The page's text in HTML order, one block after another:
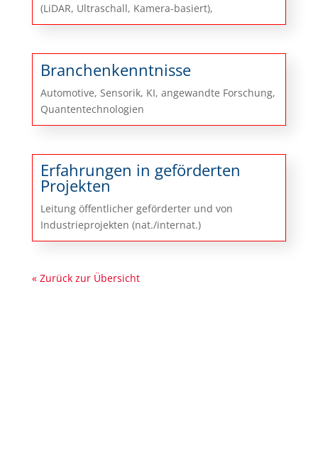
(LiDAR, Ultraschall, Kamera-basiert),
Branchenkenntnisse
Automotive, Sensorik, KI, angewandte Forschung,
Quantentechnologien
Erfahrungen in geförderten
Projekten
Leitung öffentlicher geförderter und von
Industrieprojekten (nat./internat.)
« Zurück zur Übersicht